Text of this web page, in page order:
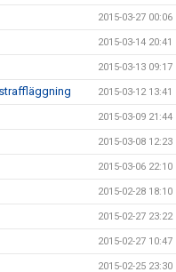
2015-03-27 00:06
2015-03-14 20:41
2015-03-13 09:17
2015-03-12 13:41
2015-03-09 21:44
2015-03-08 12:23
2015-03-06 22:10
2015-02-28 18:10
2015-02-27 23:22
2015-02-27 10:47
2015-02-25 23:30